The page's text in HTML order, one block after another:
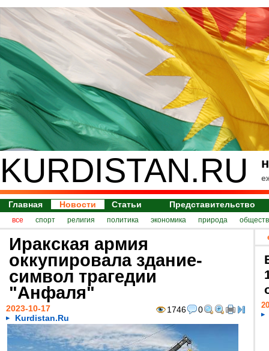
KURDISTAN.RU
Главная Новости Статьи Представительство
все спорт религия политика экономика природа
Иракская армия
оккупировала здание-
символ трагедии
"Анфаля"
1746 0
2023-10-17
Kurdistan.Ru